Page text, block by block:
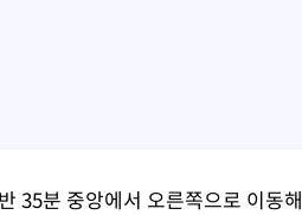
35분 중앙에서 오른쪽으로 이동